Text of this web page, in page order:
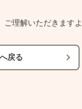
理解いただきます
戻る